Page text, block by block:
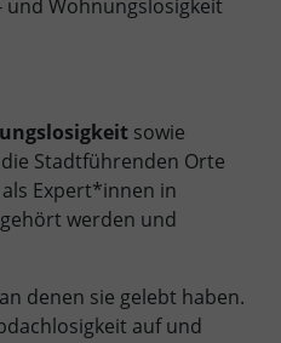
Wohnungslosigkeit
sowie
Stadtführenden Orte
Expert*innen in
werden und
denen sie gelebt haben.
auf und